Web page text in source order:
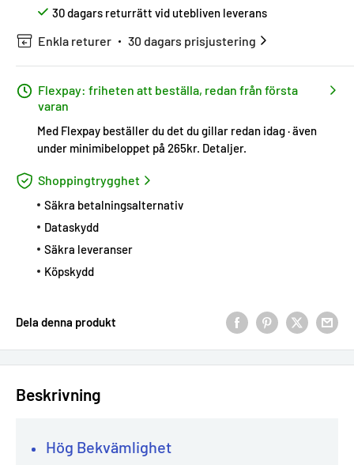
30 dagars returrätt vid utebliven leverans
Enkla returer 30 dagars prisjustering
Flexpay: friheten att beställa, redan från första
varan
Med Flexpay beställer du det du gillar redan idag · även
under minimibeloppet på 265kr. Detaljer.
Shoppingtrygghet
Säkra betalningsalternativ
Dataskydd
Säkra leveranser
Köpskydd
Dela denna produkt
Beskrivning
Hög Bekvämlighet